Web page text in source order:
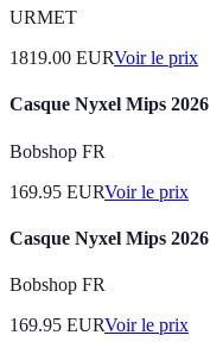
URMET
1819.00 EURVoir le prix
Casque Nyxel Mips 2026
Bobshop FR
169.95 EURVoir le prix
Casque Nyxel Mips 2026
Bobshop FR
169.95 EURVoir le prix